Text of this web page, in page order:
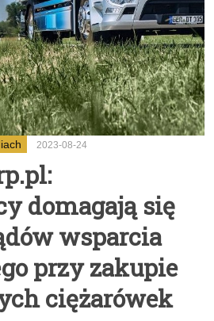
2023-08-24
domagają się
wsparcia
przy zakupie
ciężarówek